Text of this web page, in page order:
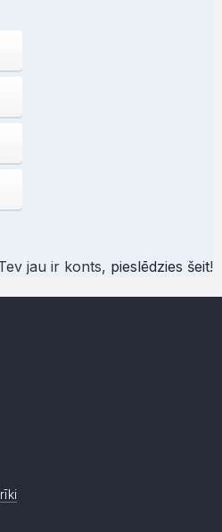
jau ir konts, pieslēdzies šeit!